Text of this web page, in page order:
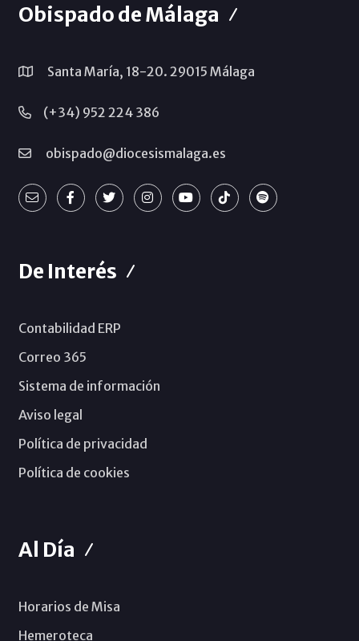
Obispado de Málaga
Santa María, 18-20. 29015 Málaga
(+34) 952 224 386
obispado@diocesismalaga.es
De Interés
Contabilidad ERP
Correo 365
Sistema de información
Aviso legal
Política de privacidad
Política de cookies
Al Día
Horarios de Misa
Hemeroteca